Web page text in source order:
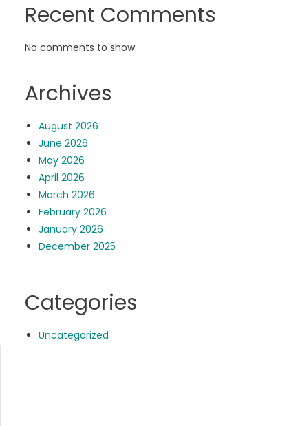
Recent Comments
No comments to show.
Archives
August 2026
June 2026
May 2026
April 2026
March 2026
February 2026
January 2026
December 2025
Categories
Uncategorized